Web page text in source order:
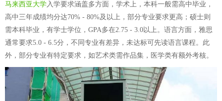
马来西亚大学入学要求涵盖多方面，学术上，本科一般需高中毕业，
高中三年成绩均分达70% - 80%及以上，部分专业要求更高；硕士则
需本科毕业，有学士学位，GPA多在2.75 - 3.0以上。语言方面，雅思
通常要求5.0 - 6.5分，不同专业有差异，未达标可先读语言课程。此
外，部分专业有特定要求，如艺术类需作品集，医学类有额外考核。